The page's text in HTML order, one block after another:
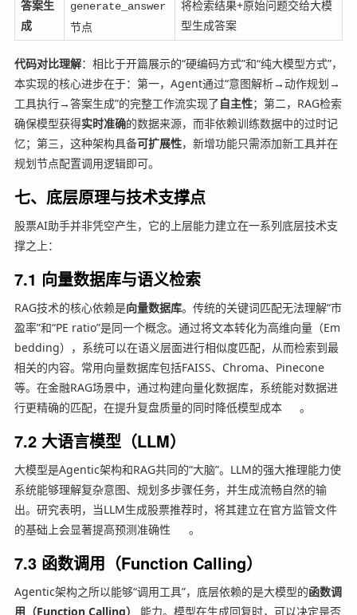
答案生
成
generate_answer
节点
将检索结果+原始问题交给大模
型生成答案
代码对比理解：相比于开篇展示的“硬编码方式”和“纯大模型方式”，
本实现的核心进步在于：第一，Agent通过“意图解析→动作规划→
工具执行→答案生成”的完整工作流实现了自主性；第二，RAG检索
确保模型获得实时准确的数据来源，而非依赖训练数据中的过时记
忆；第三，这种架构具备可扩展性，新增功能只需添加新工具并在
规划节点配置调用逻辑即可。
七、底层原理与技术支撑点
股票AI助手并非凭空产生，它的上层能力建立在一系列底层技术支
撑之上：
7.1 向量数据库与语义检索
RAG技术的核心依赖是向量数据库。传统的关键词匹配无法理解“市
盈率”和“PE ratio”是同一个概念。通过将文本转化为高维向量（Em
bedding），系统可以在语义层面进行相似度匹配，从而检索到最
相关的内容。常用向量数据库包括FAISS、Chroma、Pinecone
等。在金融RAG场景中，通过构建向量化数据库，系统能对数据进
行更精确的匹配，在提升复盘质量的同时降低模型成本
。
7.2 大语言模型（LLM）
大模型是Agentic架构和RAG共同的“大脑”。LLM的强大推理能力使
系统能够理解复杂意图、规划多步骤任务，并生成流畅自然的输
出。研究表明，当LLM生成股票推荐时，将其建立在官方监管文件
的基础上会显著提高预测准确性
。
7.3 函数调用（Function Calling）
Agentic架构之所以能够“调用工具”，底层依赖的是大模型的函数调
用（Function Calling）
能力。模型在生成回复时，可以决定是否